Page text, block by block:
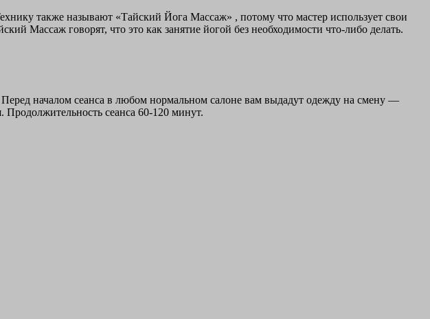
также называют «Тайский Йога Массаж» , потому что мастер использует свои
Массаж говорят, что это как занятие йогой без необходимости что-либо делать.
началом сеанса в любом нормальном салоне вам выдадут одежду на смену —
сеанса 60-120 минут.